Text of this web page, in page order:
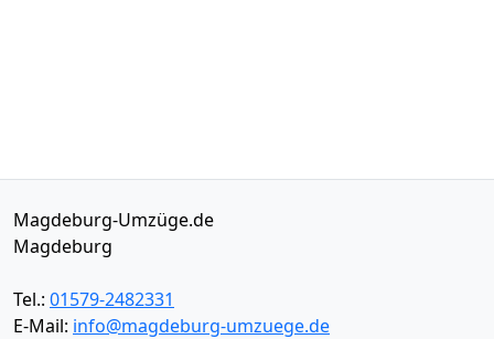
Magdeburg-Umzüge.de
Magdeburg
Tel.: 01579-2482331
E-Mail: info@magdeburg-umzuege.de